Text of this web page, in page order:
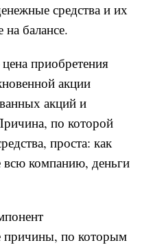
средства и их
балансе.
приобретения
акции
акций и
по которой
проста: как
всю компанию, деньги
причины, по которым